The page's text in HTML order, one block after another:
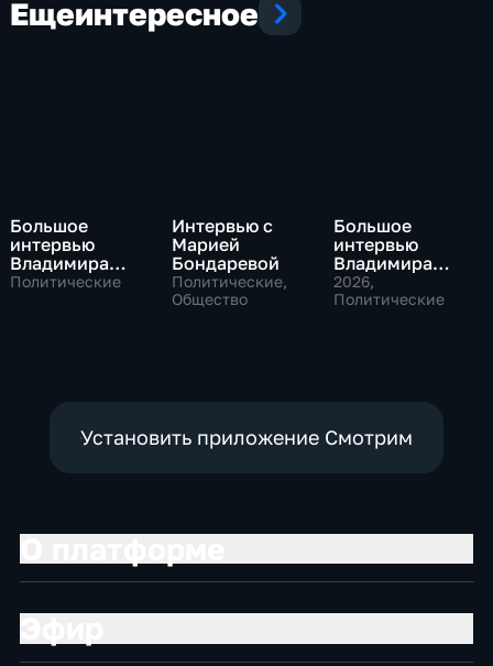
Ещеинтересное
Большое
интервью
Владимира
Путина Сергею
Политические
Интервью с
Марией
Бондаревой
Политические,
Общество
Большое
интервью
Владимира
Соловьева
Роджеру
2026,
Политические
Установить приложение Смотрим